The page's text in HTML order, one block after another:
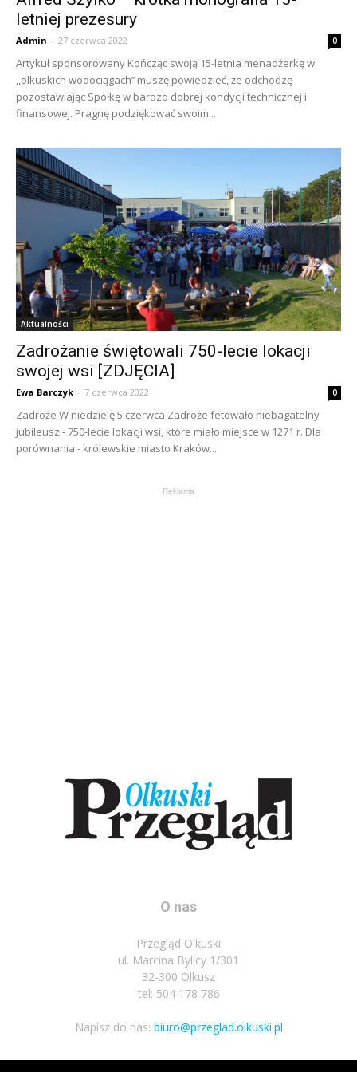
letniej prezesury
Admin - 27 czerwca 2022 0
Artykuł sponsorowany Kończąc swoją 15-letnia menadżerkę w
,,olkuskich wodociągach’’ muszę powiedzieć, że odchodzę
pozostawiając Spółkę w bardzo dobrej kondycji technicznej i
finansowej. Pragnę podziękować swoim...
Aktualności
Zadrożanie świętowali 750-lecie lokacji
swojej wsi [ZDJĘCIA]
Ewa Barczyk - 7 czerwca 2022 0
Zadroże W niedzielę 5 czerwca Zadroże fetowało niebagatelny
jubileusz - 750-lecie lokacji wsi, które miało miejsce w 1271 r. Dla
porównania - królewskie miasto Kraków...
Reklama
O nas
Przegląd Olkuski
ul. Marcina Bylicy 1/301
32-300 Olkusz
tel: 504 178 786
Napisz do nas: biuro@przeglad.olkuski.pl